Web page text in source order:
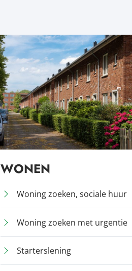
WONEN
Woning zoeken, sociale huur
Woning zoeken met urgentie
Starterslening